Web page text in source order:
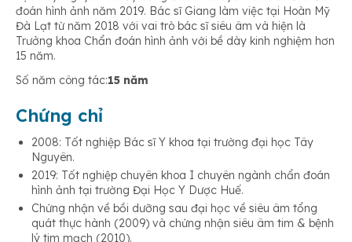
đoán hình ảnh năm 2019. Bác sĩ Giang làm việc tại Hoàn Mỹ
Đà Lạt từ năm 2018 với vai trò bác sĩ siêu âm và hiện là
Trưởng khoa Chẩn đoán hình ảnh với bề dày kinh nghiệm hơn
15 năm.
Số năm công tác:15 năm
Chứng chỉ
2008: Tốt nghiệp Bác sĩ Y khoa tại trường đại học Tây
Nguyên.
2019: Tốt nghiệp chuyên khoa I chuyên ngành chẩn đoán
hình ảnh tại trường Đại Học Y Dược Huế.
Chứng nhận về bồi dưỡng sau đại học về siêu âm tổng
quát thực hành (2009) và chứng nhận siêu âm tim & bệnh
lý tim mạch (2010).